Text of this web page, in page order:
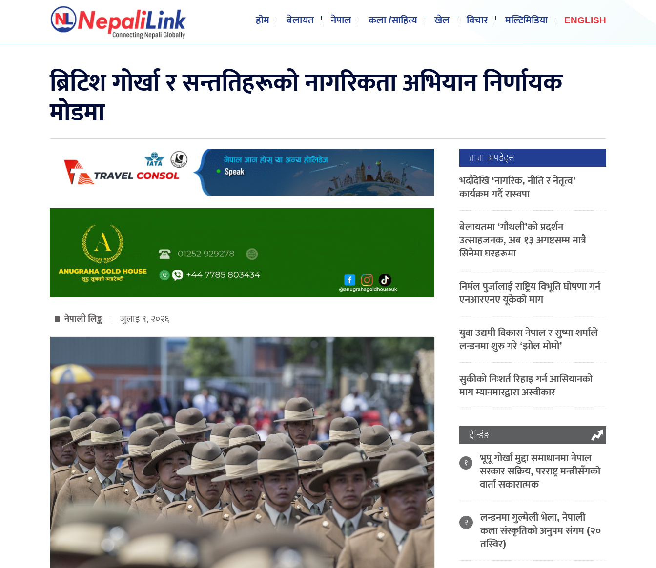
होम बेलायत नेपाल कला /साहित्य खेल विचार मल्टिमिडिया ENGLISH
ब्रिटिश गोर्खा र सन्ततिहरूको नागरिकता अभियान निर्णायक
मोडमा
नेपाली लिङ्क जुलाइ ९, २०२६
ताजा अपडेट्स
भदौदेखि ‘नागरिक, नीति र नेतृत्व’
कार्यक्रम गर्दै रास्वपा
बेलायतमा ‘गौथली’को प्रदर्शन
उत्साहजनक, अब १३ अगष्टसम्म मात्रै
सिनेमा घरहरूमा
निर्मल पुर्जालाई राष्ट्रिय विभूति घोषणा गर्न
एनआरएनए यूकेको माग
युवा उद्यमी विकास नेपाल र सुष्मा शर्माले
लन्डनमा शुरु गरे ‘झोल मोमो’
सुकीको निःशर्त रिहाइ गर्न आसियानको
माग म्यानमारद्वारा अस्वीकार
ट्रेन्डिङ
१ भूपू गोर्खा मुद्दा समाधानमा नेपाल
सरकार सक्रिय, परराष्ट्र मन्त्रीसँगको
वार्ता सकारात्मक
२ लन्डनमा गुल्मेली भेला, नेपाली
कला संस्कृतिको अनुपम संगम (२०
तस्विर)